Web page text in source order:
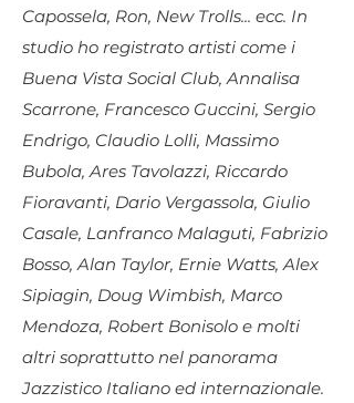
Capossela, Ron, New Trolls... ecc. In
studio ho registrato artisti come i
Buena Vista Social Club, Annalisa
Scarrone, Francesco Guccini, Sergio
Endrigo, Claudio Lolli, Massimo
Bubola, Ares Tavolazzi, Riccardo
Fioravanti, Dario Vergassola, Giulio
Casale, Lanfranco Malaguti, Fabrizio
Bosso, Alan Taylor, Ernie Watts, Alex
Sipiagin, Doug Wimbish, Marco
Mendoza, Robert Bonisolo e molti
altri soprattutto nel panorama
Jazzistico Italiano ed internazionale.